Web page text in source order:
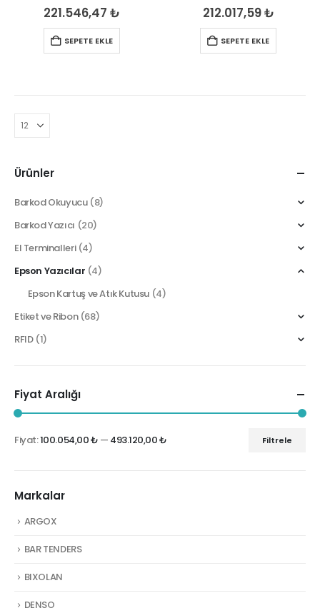
0 out of 5
221.546,47 ₺
SEPETE EKLE
0 out of 5
212.017,59₺
SEPETE EKLE
Ürünler
Barkod Okuyucu (8)
Barkod Yazıcı (20)
El Terminalleri (4)
Epson Yazıcılar (4)
Epson Kartuş ve Atık Kutusu (4)
Etiket ve Ribon (68)
RFID (1)
Fiyat Aralığı
En
En
Filtrele
Fiyat:100.054,00 ₺ — 493.120,00 ₺
Markalar
ARGOX
BAR TENDERS
BIXOLAN
DENSO